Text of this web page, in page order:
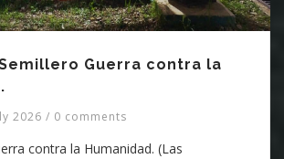
Guerra contra la
2026 / 0 comments
contra la Humanidad. (Las